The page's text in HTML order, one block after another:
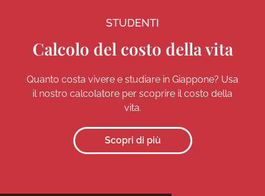
STUDENTI
Calcolo del costo della vita
Quanto costa vivere e studiare in Giappone? Usa
il nostro calcolatore per scoprire il costo della
vita.
Scopri di più